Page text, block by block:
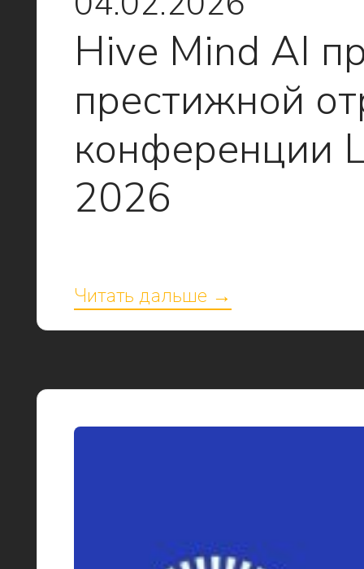
Hive Mind AI
престижной
конференции
2026
Читать дальше →